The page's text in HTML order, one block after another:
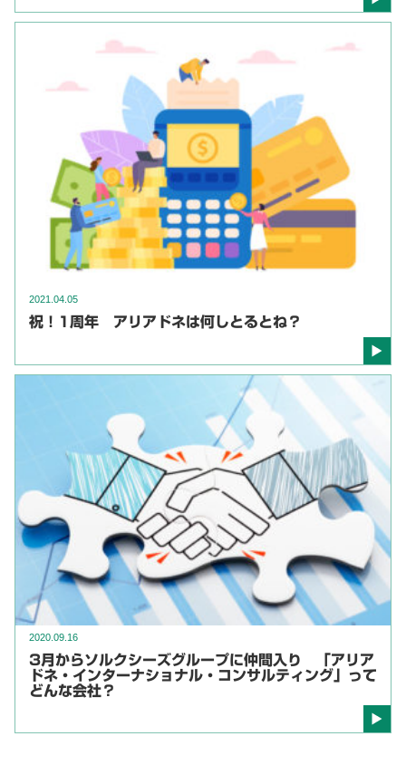
2021.04.05
祝！1周年 アリアドネは何しとるとね？
2020.09.16
3月からソルクシーズグループに仲間入り 「アリア
ドネ・インターナショナル・コンサルティング」って
どんな会社？